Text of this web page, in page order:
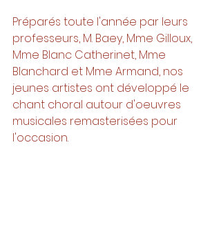
Préparés toute l'année par leurs
professeurs, M. Baey, Mme Gilloux,
Mme Blanc Catherinet, Mme
Blanchard et Mme Armand, nos
jeunes artistes ont développé le
chant choral autour d'oeuvres
musicales remasterisées pour
l'occasion.